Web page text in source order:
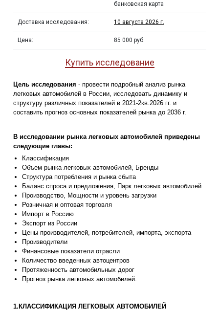
банковская карта
Доставка исследования: 10 августа 2026 г.
Цена: 85 000 руб.
Купить исследование
Цель исследования - провести подробный анализ рынка
легковых автомобилей в России, исследовать динамику и
структуру различных показателей в 2021-2кв.2026 гг. и
составить прогноз основных показателей рынка до 2036 г.
В исследовании рынка легковых автомобилей приведены
следующие главы:
Классификация
Объем рынка легковых автомобилей, Бренды
Структура потребления и рынка сбыта
Баланс спроса и предложения, Парк легковых автомобилей
Производство, Мощности и уровень загрузки
Розничная и оптовая торговля
Импорт в Россию
Экспорт из России
Цены производителей, потребителей, импорта, экспорта
Производители
Финансовые показатели отрасли
Количество введенных автоцентров
Протяженность автомобильных дорог
Прогноз рынка легковых автомобилей.
1.КЛАССИФИКАЦИЯ ЛЕГКОВЫХ АВТОМОБИЛЕЙ